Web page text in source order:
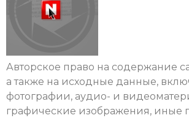
Авторское право на содержание
а также на исходные данные,
фотографии, аудио- и
графические изображения, иные